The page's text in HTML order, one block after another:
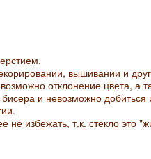
вышивании и
отклонение цвета, а
и невозможно добиться
не избежать, т.к. стекло это